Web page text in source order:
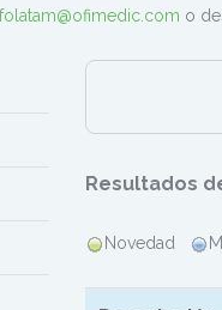
o
Resultados
Novedad